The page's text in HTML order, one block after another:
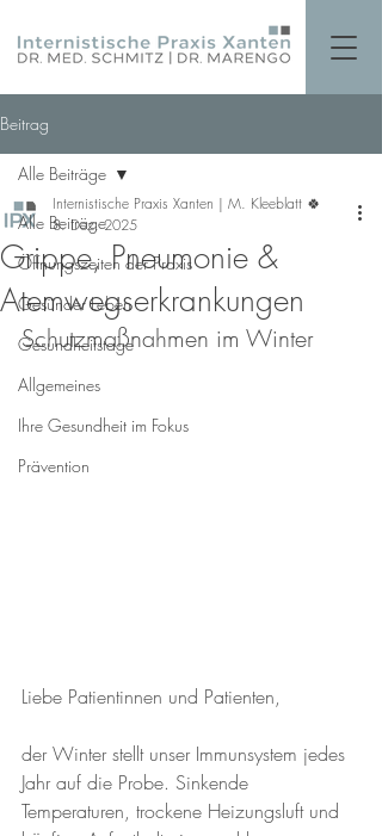
Beitrag
Alle Beiträge
Öffnungszeiten der Praxis
Gesünder Leben
Gesundheitstage
Allgemeines
Ihre Gesundheit im Fokus
Prävention
Alle Beiträge
Grippe, Pneumonie &
Atemwegserkrankungen
Internistische Praxis Xanten | M. Kleeblatt 🍀
8. Dez. 2025
Schutzmaßnahmen im Winter
Liebe Patientinnen und Patienten,
der Winter stellt unser Immunsystem jedes
Jahr auf die Probe. Sinkende
Temperaturen, trockene Heizungsluft und